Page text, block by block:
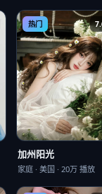
热门
加州阳光
家庭· 美国 · 20万播放